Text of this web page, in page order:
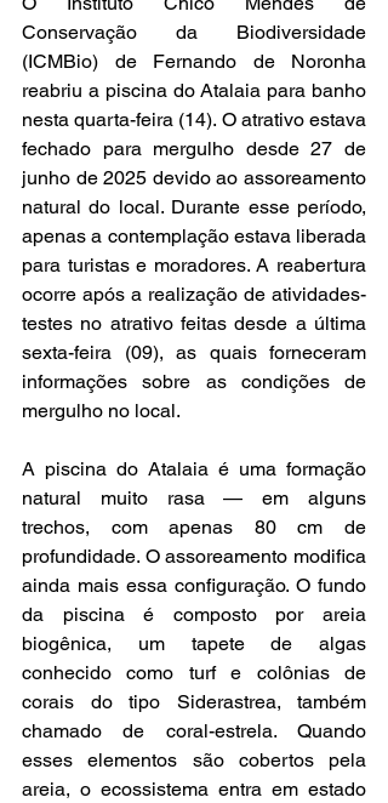
Conservação da Biodiversidade
(ICMBio) de Fernando de Noronha
reabriu a piscina do Atalaia para banho
nesta quarta-feira (14). O atrativo estava
fechado para mergulho desde 27 de
junho de 2025 devido ao assoreamento
natural do local. Durante esse período,
apenas a contemplação estava liberada
para turistas e moradores. A reabertura
ocorre após a realização de atividades-
testes no atrativo feitas desde a última
sexta-feira (09), as quais forneceram
informações sobre as condições de
mergulho no local.
A piscina do Atalaia é uma formação
natural muito rasa — em alguns
trechos, com apenas 80 cm de
profundidade. O assoreamento modifica
ainda mais essa configuração. O fundo
da piscina é composto por areia
biogênica, um tapete de algas
conhecido como turf e colônias de
corais do tipo Siderastrea, também
chamado de coral-estrela. Quando
esses elementos são cobertos pela
areia, o ecossistema entra em estado